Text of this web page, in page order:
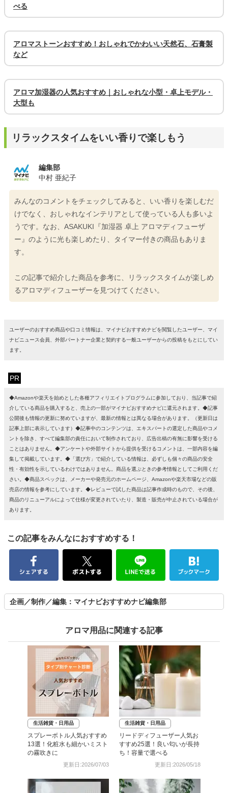
べる
アロマストーンおすすめ！おしゃれでかわいい天然石、石膏製
など
アロマ加湿器の人気おすすめ｜おしゃれな小型・卓上モデル・
大型も
リラックスタイムをいい香りで楽しもう
編集部
中村 亜紀子
みんなのコメントをチェックしてみると、いい香りを楽しむだ
けでなく、おしゃれなインテリアとして使っている人も多いよ
うです。なお、ASAKUKI『加湿器 卓上 アロマディフューザ
ー』のように光も楽しめたり、タイマー付きの商品もありま
す。
この記事で紹介した商品を参考に、リラックスタイムが楽しめ
るアロマディフューザーを見つけてください。
ユーザーのおすすめ商品や口コミ情報は、マイナビおすすめナビを閲覧したユーザー、マイ
ナビニュース会員、外部パートナー企業と契約する一般ユーザーからの投稿をもとにしてい
ます。
PR
◆Amazonや楽天を始めとした各種アフィリエイトプログラムに参加しており、当記事で紹
介している商品を購入すると、売上の一部がマイナビおすすめナビに還元されます。◆記事
公開後も情報の更新に努めていますが、最新の情報とは異なる場合があります。（更新日は
記事上部に表示しています）◆記事中のコンテンツは、エキスパートの選定した商品やコメ
ントを除き、すべて編集部の責任において制作されており、広告出稿の有無に影響を受ける
ことはありません。◆アンケートや外部サイトから提供を受けるコメントは、一部内容を編
集して掲載しています。◆「選び方」で紹介している情報は、必ずしも個々の商品の安全
性・有効性を示しているわけではありません。商品を選ぶときの参考情報としてご利用くだ
さい。◆商品スペックは、メーカーや発売元のホームページ、Amazonや楽天市場などの販
売店の情報を参考にしています。◆レビューで試した商品は記事作成時のもので、その後、
商品のリニューアルによって仕様が変更されていたり、製造・販売が中止されている場合が
あります。
この記事をみんなにおすすめする！
企画／制作／編集：マイナビおすすめナビ編集部
アロマ用品に関連する記事
生活雑貨・日用品
スプレーボトル人気おすすめ
13選！化粧水も細かいミスト
の霧吹きに
更新日:2026/07/03
生活雑貨・日用品
リードディフューザー人気お
すすめ25選！良い匂いが長持
ち！容量で選べる
更新日:2026/05/18